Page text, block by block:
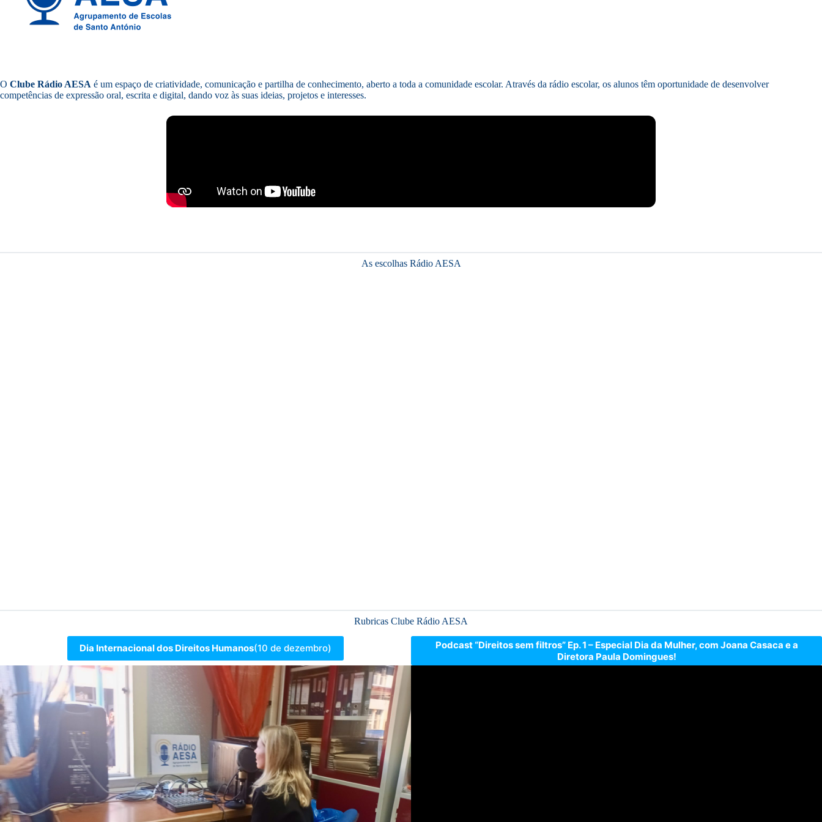
O Clube Rádio AESA é um espaço de criatividade, comunicação e partilha de conhecimento, aberto a toda a comunidade escolar. Através da rádio escolar, os alunos têm oportunidade de desenvolver
competências de expressão oral, escrita e digital, dando voz às suas ideias, projetos e interesses.
As escolhas Rádio AESA
Rubricas Clube Rádio AESA
Dia Internacional dos Direitos Humanos(10 de dezembro)
Podcast “Direitos sem filtros” Ep. 1 – Especial Dia da Mulher, com Joana Casaca e a
Diretora Paula Domingues!